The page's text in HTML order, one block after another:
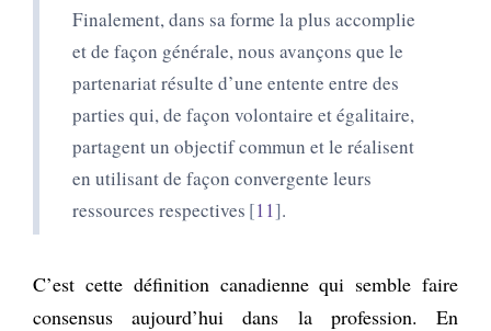
Finalement, dans sa forme la plus accomplie
et de façon générale, nous avançons que le
partenariat résulte d’une entente entre des
parties qui, de façon volontaire et égalitaire,
partagent un objectif commun et le réalisent
en utilisant de façon convergente leurs
ressources respectives 11 .
C’est cette définition canadienne qui semble faire
consensus aujourd’hui dans la profession. En